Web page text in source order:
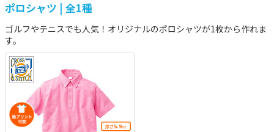
ポロシャツ | 全1種
ゴルフやテニスでも人気！オリジナルのポロシャツが1枚から作れま
す。
厚さ5.9oz